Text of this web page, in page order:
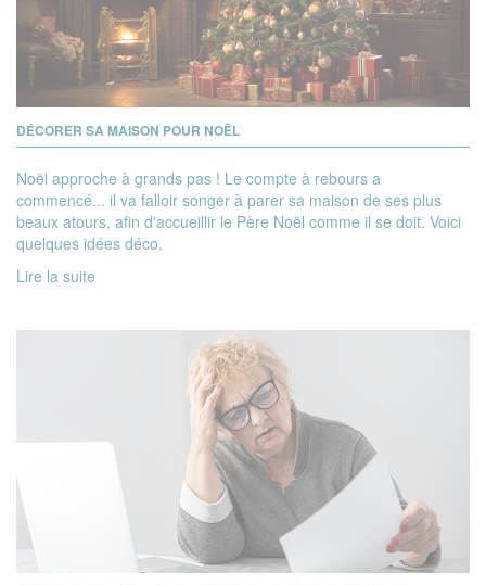
DÉCORER SA MAISON POUR NOËL
Noël approche à grands pas ! Le compte à rebours a
commencé... il va falloir songer à parer sa maison de ses plus
beaux atours, afin d'accueillir le Père Noël comme il se doit. Voici
quelques idées déco.
Lire la suite